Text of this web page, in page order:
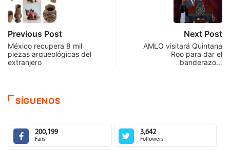
Previous Post
México recupera 8 mil
piezas arqueológicas del
extranjero
Next Post
AMLO visitará Quintana
Roo para dar el
banderazo…
SÍGUENOS
200,199
Fans
3,642
Followers